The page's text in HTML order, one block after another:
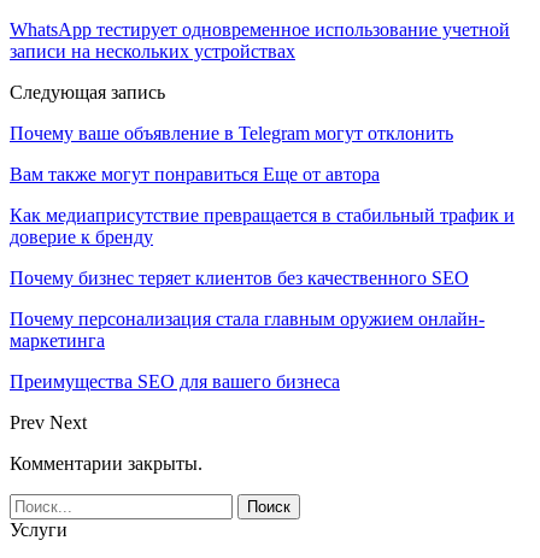
WhatsApp тестирует одновременное использование учетной
записи на нескольких устройствах
Следующая запись
Почему ваше объявление в Telegram могут отклонить
Вам также могут понравиться Еще от автора
Как медиаприсутствие превращается в стабильный трафик и
доверие к бренду
Почему бизнес теряет клиентов без качественного SEO
Почему персонализация стала главным оружием онлайн-
маркетинга
Преимущества SEO для вашего бизнеса
Prev Next
Комментарии закрыты.
Услуги